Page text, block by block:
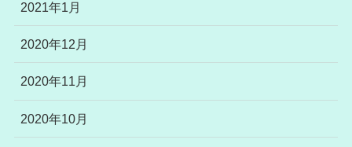
2021年1月
2020年12月
2020年11月
2020年10月